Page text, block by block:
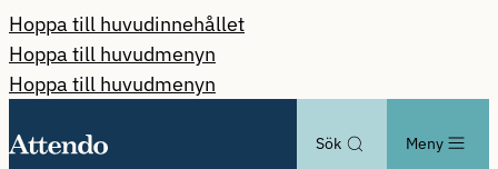
Hoppa till huvudinnehållet
Hoppa till huvudmenyn
Hoppa till huvudmenyn
Sök Meny